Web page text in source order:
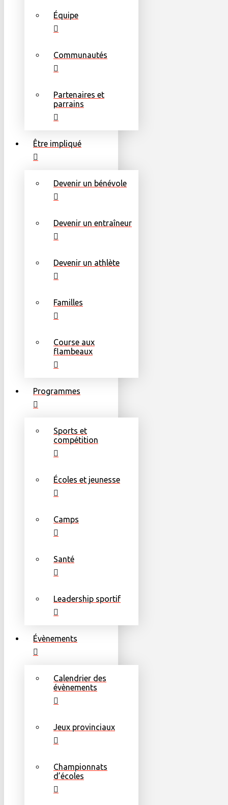
Équipe
Communautés
Partenaires et
parrains
Être impliqué
Devenir un bénévole
Devenir un entraîneur
Devenir un athlète
Familles
Course aux
flambeaux
Programmes
Sports et
compétition
Écoles et jeunesse
Camps
Santé
Leadership sportif
Évènements
Calendrier des
évènements
Jeux provinciaux
Championnats
d’écoles